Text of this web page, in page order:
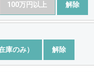
100万円以上 解除
庫のみ） 解除